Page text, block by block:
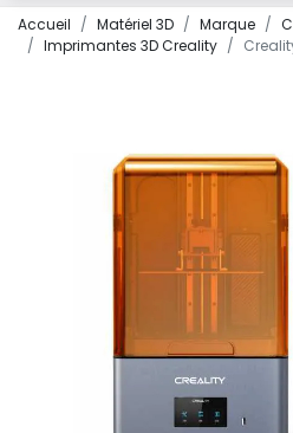
Accueil Matériel 3D Marque
Imprimantes 3D Creality